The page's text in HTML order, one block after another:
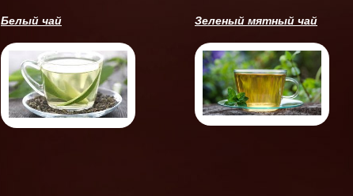
Белый чай Зеленый мятный чай